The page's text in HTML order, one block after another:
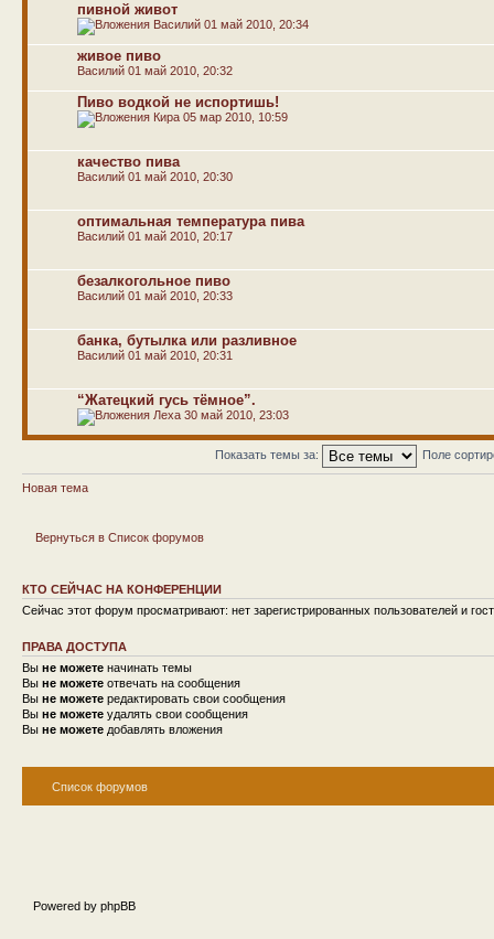
пивной живот
Василий 01 май 2010, 20:34
живое пиво
Василий 01 май 2010, 20:32
Пиво водкой не испортишь!
Кира 05 мар 2010, 10:59
качество пива
Василий 01 май 2010, 20:30
оптимальная температура пива
Василий 01 май 2010, 20:17
безалкогольное пиво
Василий 01 май 2010, 20:33
банка, бутылка или разливное
Василий 01 май 2010, 20:31
“Жатецкий гусь тёмное”.
Леха 30 май 2010, 23:03
Показать темы за: Поле
Новая тема
Вернуться в Список форумов
КТО СЕЙЧАС НА КОНФЕРЕНЦИИ
Сейчас этот форум просматривают: нет зарегистрированных пользователей и
ПРАВА ДОСТУПА
Вы не можете начинать темы
Вы не можете отвечать на сообщения
Вы не можете редактировать свои сообщения
Вы не можете удалять свои сообщения
Вы не можете добавлять вложения
Список форумов
Powered by phpBB